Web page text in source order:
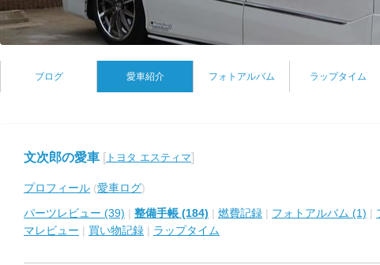
ブログ 愛車紹介 フォトアルバム ラップタイム
文次郎の愛車 [ トヨタ エスティマ]
プロフィール (愛車ログ)
パーツレビュー (39) | 整備手帳 (184) | 燃費記録 | フォトアルバム (1) |
マレビュー | 買い物記録 | ラップタイム